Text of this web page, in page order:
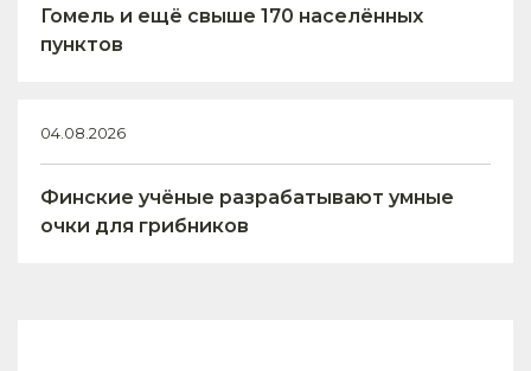
Гомель и ещё свыше 170 населённых
пунктов
04.08.2026
Финские учёные разрабатывают умные
очки для грибников